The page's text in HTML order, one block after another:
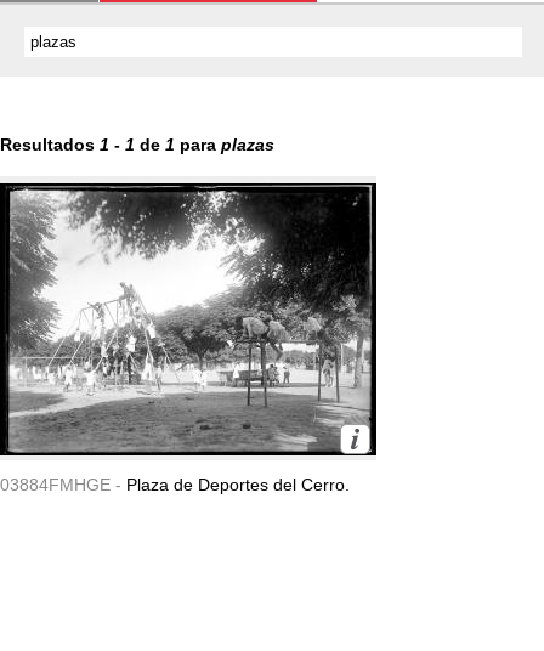
Resultados 1 - 1 de 1 para plazas
03884FMHGE - Plaza de Deportes del Cerro.